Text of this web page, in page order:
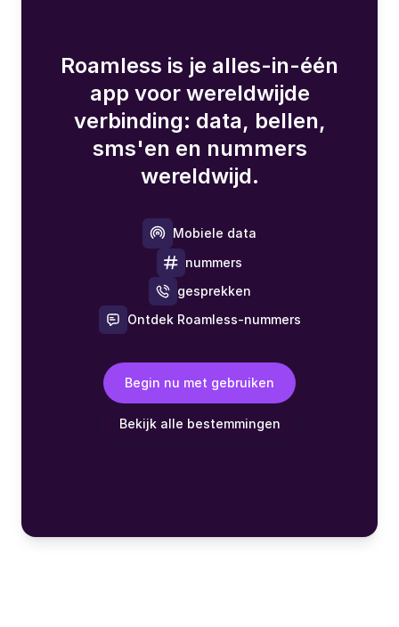
Roamless is je alles-in-één
app voor wereldwijde
verbinding: data, bellen,
sms'en en nummers
wereldwijd.
Mobiele data
nummers
gesprekken
Ontdek Roamless-nummers
Begin nu met gebruiken
Bekijk alle bestemmingen